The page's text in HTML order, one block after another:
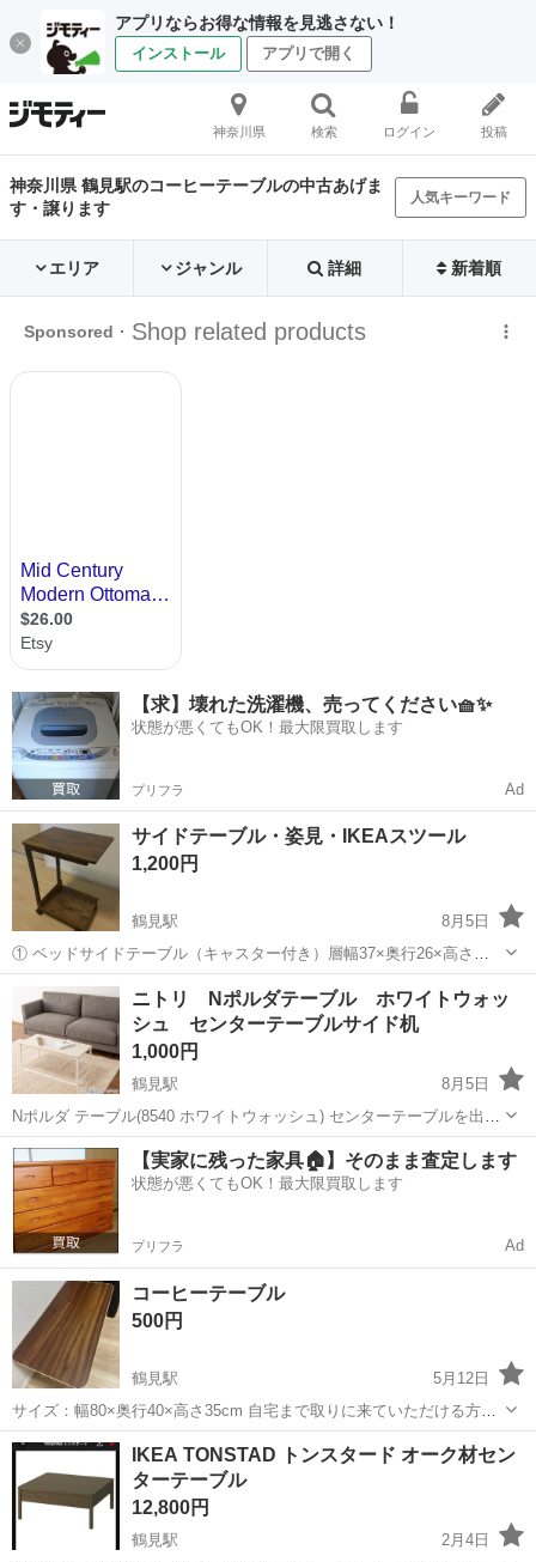
アプリならお得な情報を見逃さない！
インストール アプリで開く
神奈川県 検索 ログイン 投稿
神奈川県 鶴見駅のコーヒーテーブルの中古あげま
す・譲ります
人気キーワード
エリア ジャンル 詳細 新着順
【求】壊れた洗濯機、売ってください🧺✨
状態が悪くてもOK！最大限買取します
プリフラ Ad
サイドテーブル・姿見・IKEAスツール
1,200円
鶴見駅
8月5日
① ベッドサイドテーブル（キャスター付き）層幅37×奥行26×高さ
53cm 価格：¥1,200 キャスター付きのサイドテーブルです。 ソファや
ベッドサイドでノートPCや飲み物、本などを置くのに便利です。キ...
横浜市 鶴見駅 テーブル サイドテーブル
ニトリ Nポルダテーブル ホワイトウォッ
シュ センターテーブルサイド机
1,000円
鶴見駅
8月5日
Nポルダ テーブル(8540 ホワイトウォッシュ) センターテーブルを出品
します。最近テレビを手放したため、出品することにしました。 状態
はとても良く、傷はほとんど見当たりません。特に気になる点は見つ
かりませんで...
神奈川 横浜市 鶴見駅 テーブル ホワイトウォッシュ
【実家に残った家具🏠】そのまま査定します
状態が悪くてもOK！最大限買取します
プリフラ Ad
コーヒーテーブル
500円
鶴見駅
5月12日
サイズ：幅80×奥行40×高さ35cm 自宅まで取りに来ていただける方限
定とさせていただきます。 ご検討のほどよろしくお願いします。
神奈川 横浜市 テーブル よろしくお願いします
IKEA TONSTAD トンスタード オーク材セン
ターテーブル
12,800円
鶴見駅
2月4日